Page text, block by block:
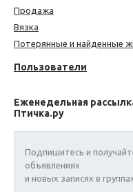
Продажа
Вязка
Потерянные и найденные
Пользователи
Еженедельная
Птичка.ру
Подпишитесь и
объявлениях
и новых записях в